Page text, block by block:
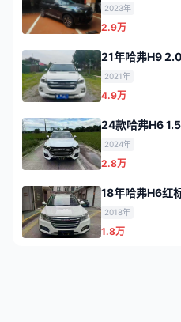
2023年
2.9万
21年哈弗H9
2021年
4.9万
24款哈弗H6
2024年
2.8万
18年哈弗H6红
2018年
1.8万